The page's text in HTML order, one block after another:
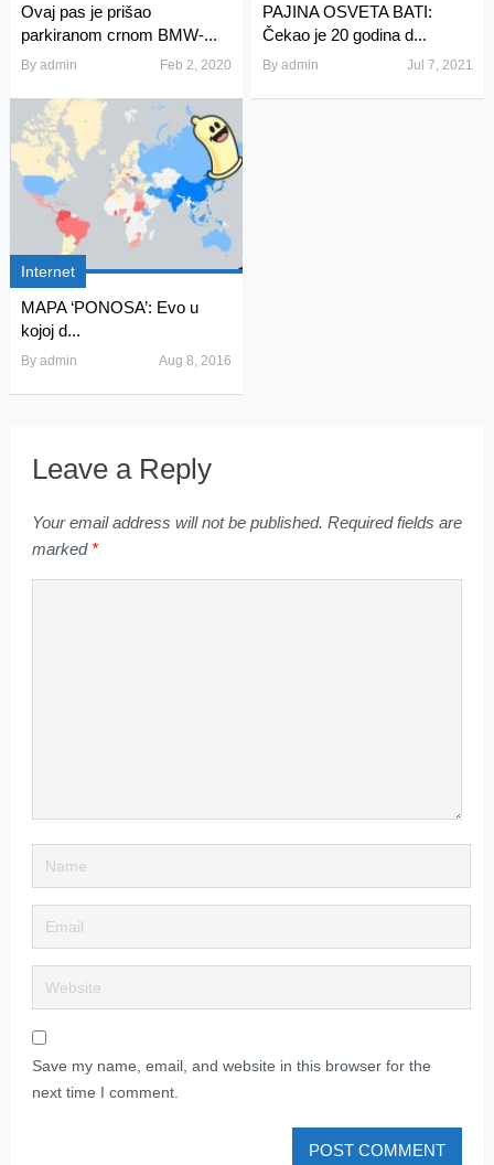
Ovaj pas je prišao
parkiranom crnom BMW-...
By admin Feb 2, 2020
PAJINA OSVETA BATI:
Čekao je 20 godina d...
Byadmin Jul 7, 2021
Internet
MAPA ‘PONOSA’: Evo u
kojoj d...
By admin Aug 8, 2016
Leave a Reply
Your email address will not be published. Required fields are
marked *
Save my name, email, and website in this browser for the
next time I comment.